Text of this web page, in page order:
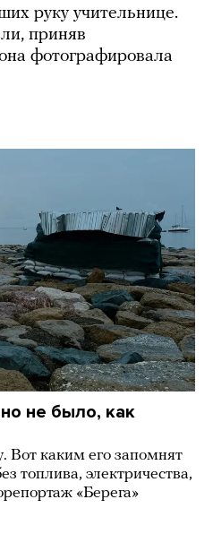
руку учительнице.
приняв
фотографировала
не было, как
Вот каким его запомнят
топлива, электричества,
«Берега»